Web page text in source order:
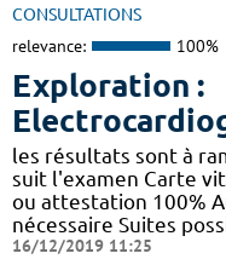
CONSULTATIONS
relevance: 100%
Exploration :
les résultats sont à
suit l'examen Carte
ou attestation 100%
nécessaire Suites
16/12/2019 11:25